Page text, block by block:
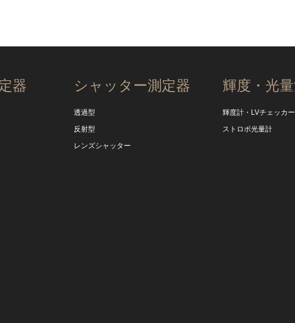
器 シャッター測定器
透過型
反射型
レンズシャッター
輝度・光
輝度計・LVチェッカー
ストロボ光量計